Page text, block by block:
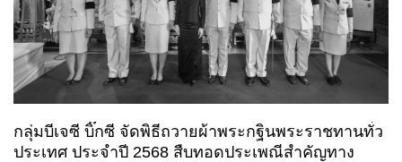
กลุ่มบีเจซี บิ๊กซี จัดพิธีถวายผ้าพระกฐินพระราชทานทั่ว
ประเทศ ประจำปี 2568 สืบทอดประเพณีสำคัญทาง